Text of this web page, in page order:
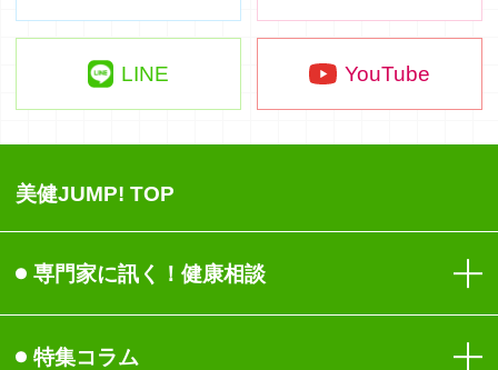
LINE YouTube
美健JUMP! TOP
専門家に訊く！健康相談
目
特集コラム